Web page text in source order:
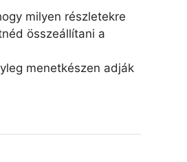
milyen részletekre
összeállítani a
menetkészen adják